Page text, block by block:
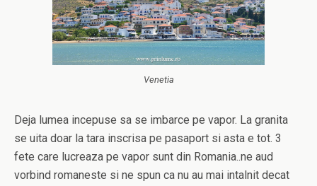
Venetia
Deja lumea incepuse sa se imbarce pe vapor. La granita
se uita doar la tara inscrisa pe pasaport si asta e tot. 3
fete care lucreaza pe vapor sunt din Romania..ne aud
vorbind romaneste si ne spun ca nu au mai intalnit decat